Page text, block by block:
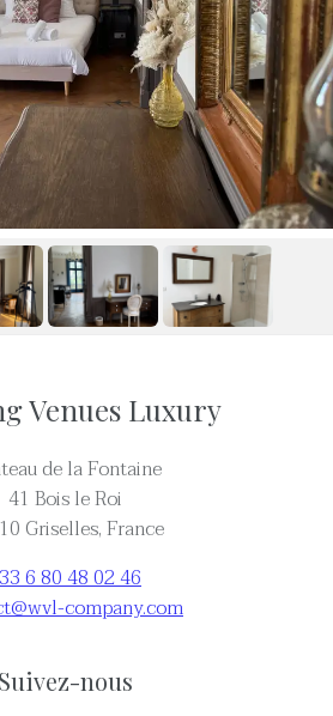
Venues Luxury
de la Fontaine
41 Bois le Roi
Griselles, France
6 80 48 02 46
company.com
Suivez-nous